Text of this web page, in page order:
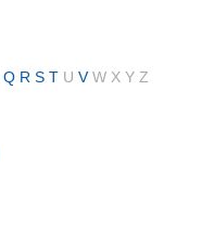
Q R S T U V W X Y Z